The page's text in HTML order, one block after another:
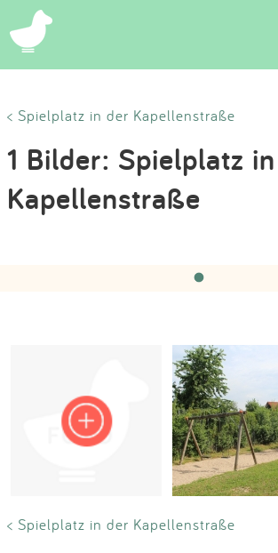
Suchen
Eintragen
App
Kontakt
Impressum
Anmelden
< Spielplatz in der Kapellenstraße
1 Bilder: Spielplatz
Kapellenstraße
< Spielplatz in der Kapellenstraße